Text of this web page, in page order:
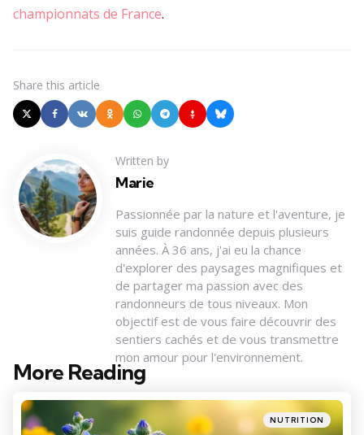
championnats de France.
Share this article
Written by
Marie
Passionnée par la nature et l'aventure, je
suis guide randonnée depuis plusieurs
années. À 36 ans, j'ai eu la chance
d'explorer des paysages magnifiques et
de partager ma passion avec des
randonneurs de tous niveaux. Mon
objectif est de vous faire découvrir des
sentiers cachés et de vous transmettre
mon amour pour l'environnement.
More Reading
Post
navigation
Posted
in
NUTRITION